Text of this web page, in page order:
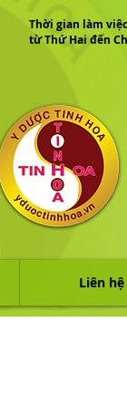
Thời gian làm
từ Thứ Hai đến
Liên hệ